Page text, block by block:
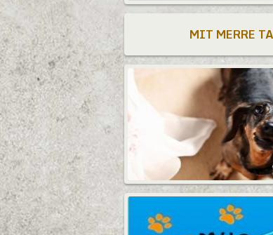
MIT MERRE